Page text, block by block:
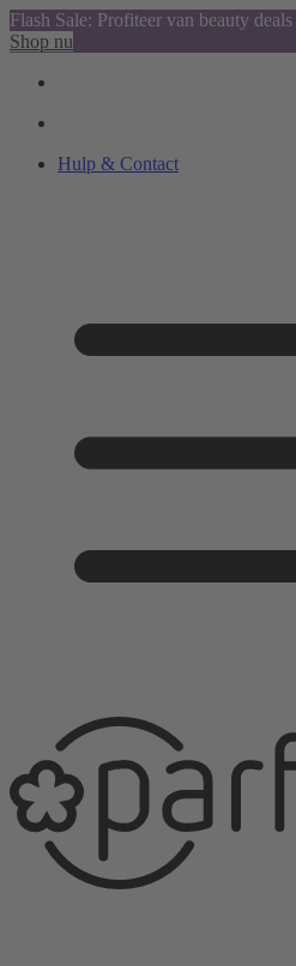
Flash Sale: Profiteer van beauty
Shop nu
Hulp & Contact